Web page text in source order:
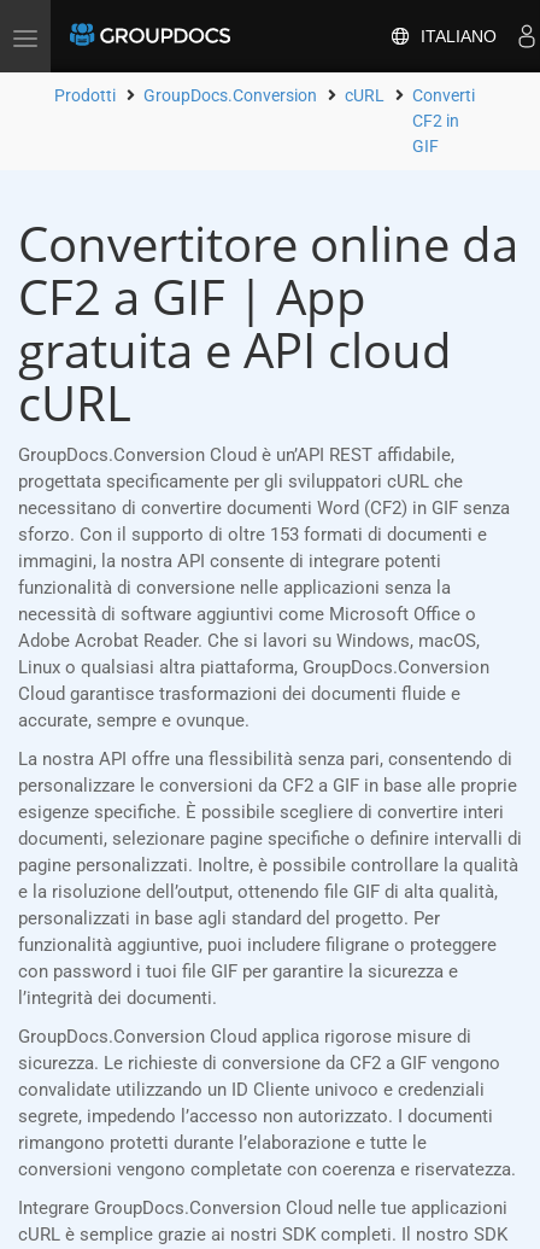
Attiva/disattiva
navigazione
ITALIANO
Prodotti GroupDocs.Conversion cURL
Converti
CF2 in
GIF
Convertitore online da
CF2 a GIF | App
gratuita e API cloud
cURL
GroupDocs.Conversion Cloud è un’API REST affidabile,
progettata specificamente per gli sviluppatori cURL che
necessitano di convertire documenti Word (CF2) in GIF senza
sforzo. Con il supporto di oltre 153 formati di documenti e
immagini, la nostra API consente di integrare potenti
funzionalità di conversione nelle applicazioni senza la
necessità di software aggiuntivi come Microsoft Office o
Adobe Acrobat Reader. Che si lavori su Windows, macOS,
Linux o qualsiasi altra piattaforma, GroupDocs.Conversion
Cloud garantisce trasformazioni dei documenti fluide e
accurate, sempre e ovunque.
La nostra API offre una flessibilità senza pari, consentendo di
personalizzare le conversioni da CF2 a GIF in base alle proprie
esigenze specifiche. È possibile scegliere di convertire interi
documenti, selezionare pagine specifiche o definire intervalli di
pagine personalizzati. Inoltre, è possibile controllare la qualità
e la risoluzione dell’output, ottenendo file GIF di alta qualità,
personalizzati in base agli standard del progetto. Per
funzionalità aggiuntive, puoi includere filigrane o proteggere
con password i tuoi file GIF per garantire la sicurezza e
l’integrità dei documenti.
GroupDocs.Conversion Cloud applica rigorose misure di
sicurezza. Le richieste di conversione da CF2 a GIF vengono
convalidate utilizzando un ID Cliente univoco e credenziali
segrete, impedendo l’accesso non autorizzato. I documenti
rimangono protetti durante l’elaborazione e tutte le
conversioni vengono completate con coerenza e riservatezza.
Integrare GroupDocs.Conversion Cloud nelle tue applicazioni
cURL è semplice grazie ai nostri SDK completi. Il nostro SDK